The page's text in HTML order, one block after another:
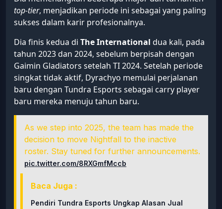
top-tier, menjadikan periode ini sebagai yang paling
sukses dalam karir profesionalnya.
Dia finis kedua di The International dua kali, pada
tahun 2023 dan 2024, sebelum berpisah dengan
Gaimin Gladiators setelah TI 2024. Setelah periode
singkat tidak aktif, Dyrachyo memulai perjalanan
baru dengan Tundra Esports sebagai carry player
baru mereka menuju tahun baru.
As we step into 2025, the team has made the
decision to move Nightfall to the inactive
roster. Stay tuned for further announcements.
pic.twitter.com/8RXGmfMccb
Baca Juga :
Pendiri Tundra Esports Ungkap Alasan Jual